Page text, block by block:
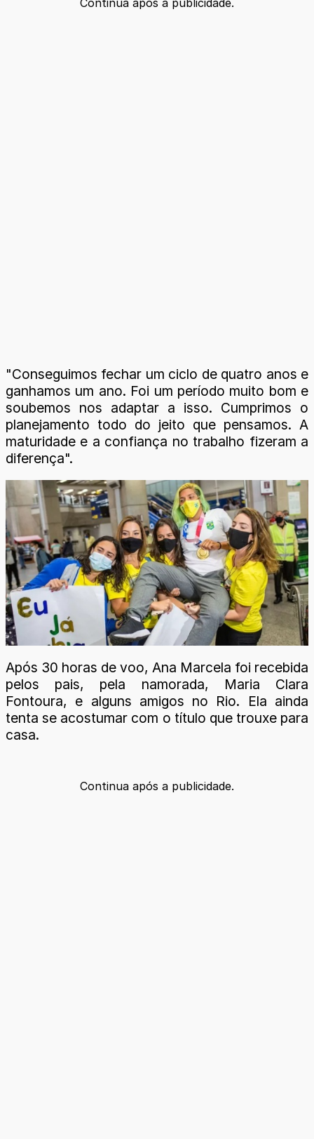
"Conseguimos fechar um ciclo de quatro anos e
ganhamos um ano. Foi um período muito bom e
soubemos nos adaptar a isso. Cumprimos o
planejamento todo do jeito que pensamos. A
maturidade e a confiança no trabalho fizeram a
diferença".
Após 30 horas de voo, Ana Marcela foi recebida
pelos pais, pela namorada, Maria Clara
Fontoura, e alguns amigos no Rio. Ela ainda
tenta se acostumar com o título que trouxe para
casa.
Continua após a publicidade.